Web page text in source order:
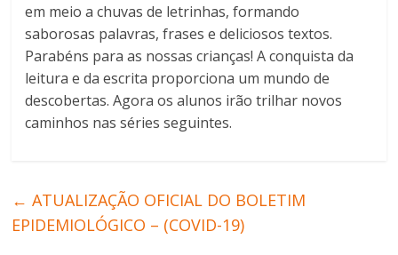
em meio a chuvas de letrinhas, formando
saborosas palavras, frases e deliciosos textos.
Parabéns para as nossas crianças! A conquista da
leitura e da escrita proporciona um mundo de
descobertas. Agora os alunos irão trilhar novos
caminhos nas séries seguintes.
← ATUALIZAÇÃO OFICIAL DO BOLETIM
EPIDEMIOLÓGICO – (COVID-19)